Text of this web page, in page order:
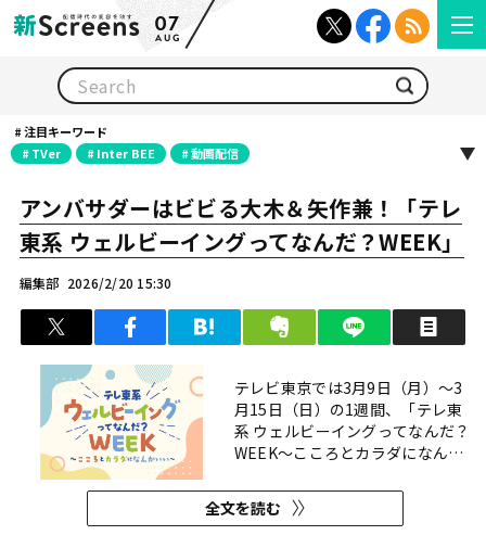
07
AUG
注目キーワード
TVer
Inter BEE 動画配信
アンバサダーはビビる大木＆矢作兼！「テレ
東系 ウェルビーイングってなんだ？WEEK」
編集部 2026/2/20 15:30
ツイート シェア はてブ クリップ LINEで送る
テレビ東京では3月9日（月）～3
月15日（日）の1週間、「テレ東
系 ウェルビーイングってなんだ？
WEEK～こころとカラダになんか
に満たされ、幸せだと実感できる
状態」を指す“ウェルビーイン
全文を読む